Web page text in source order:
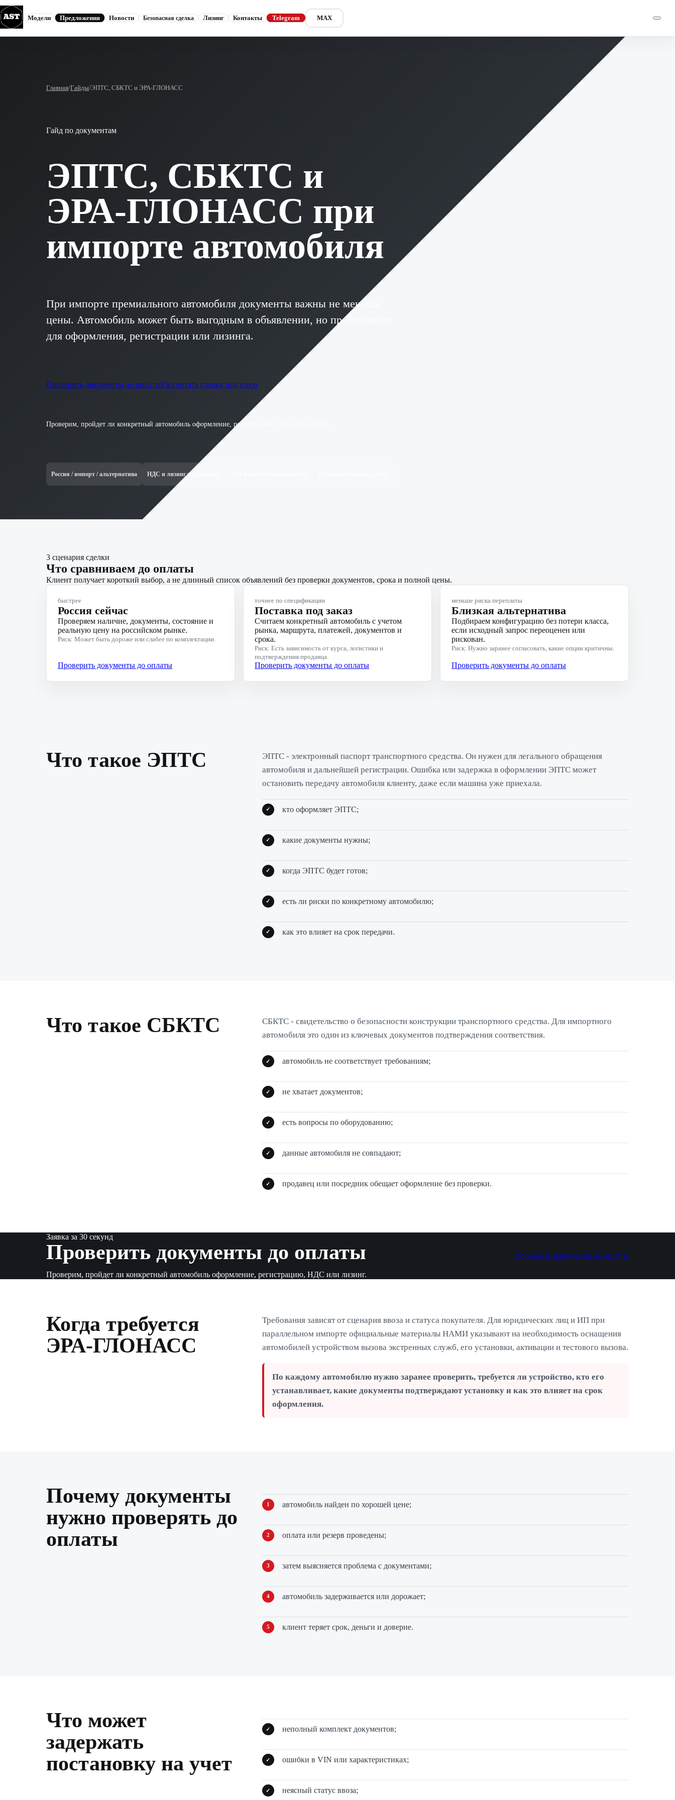
Модели Предложения Новости Безопасная сделка Лизинг Контакты Telegram MAX
Главная/Гайды/ЭПТС, СБКТС и ЭРА-ГЛОНАСС
Гайд по документам
ЭПТС, СБКТС и
ЭРА-ГЛОНАСС при
импорте автомобиля
При импорте премиального автомобиля документы важны не меньше
цены. Автомобиль может быть выгодным в объявлении, но проблемным
для оформления, регистрации или лизинга.
Проверить документы до оплатыРассчитать сделку под ключ
Проверим, пройдет ли конкретный автомобиль оформление, регистрацию, НДС или лизинг.
Россия / импорт / альтернатива НДС и лизинг по проверке
3 сценария сделки
Что сравниваем до оплаты
Клиент получает короткий выбор, а не длинный список объявлений без проверки документов, срока и полной цены.
быстрее
Россия сейчас
Проверяем наличие, документы, состояние и
реальную цену на российском рынке.
Риск: Может быть дороже или слабее по комплектации.
Проверить документы до оплаты
точнее по спецификации
Поставка под заказ
Считаем конкретный автомобиль с учетом
рынка, маршрута, платежей, документов и
срока.
Риск: Есть зависимость от курса, логистики и
подтверждения продавца.
Проверить документы до оплаты
меньше риска переплаты
Близкая альтернатива
Подбираем конфигурацию без потери класса,
если исходный запрос переоценен или
рискован.
Риск: Нужно заранее согласовать, какие опции критичны.
Проверить документы до оплаты
Что такое ЭПТС
ЭПТС - электронный паспорт транспортного средства. Он нужен для легального обращения
автомобиля и дальнейшей регистрации. Ошибка или задержка в оформлении ЭПТС может
остановить передачу автомобиля клиенту, даже если машина уже приехала.
кто оформляет ЭПТС;
какие документы нужны;
когда ЭПТС будет готов;
есть ли риски по конкретному автомобилю;
как это влияет на срок передачи.
Что такое СБКТС
СБКТС - свидетельство о безопасности конструкции транспортного средства. Для импортного
автомобиля это один из ключевых документов подтверждения соответствия.
автомобиль не соответствует требованиям;
не хватает документов;
есть вопросы по оборудованию;
данные автомобиля не совпадают;
продавец или посредник обещает оформление без проверки.
Заявка за 30 секунд
Проверить документы до оплаты
Проверим, пройдет ли конкретный автомобиль оформление, регистрацию, НДС или лизинг.
Проверить документы до оплаты
Когда требуется
ЭРА-ГЛОНАСС
Требования зависят от сценария ввоза и статуса покупателя. Для юридических лиц и ИП при
параллельном импорте официальные материалы НАМИ указывают на необходимость оснащения
автомобилей устройством вызова экстренных служб, его установки, активации и тестового вызова.
По каждому автомобилю нужно заранее проверить, требуется ли устройство, кто его
устанавливает, какие документы подтверждают установку и как это влияет на срок
оформления.
Почему документы
нужно проверять до
оплаты
автомобиль найден по хорошей цене;
оплата или резерв проведены;
затем выясняется проблема с документами;
автомобиль задерживается или дорожает;
клиент теряет срок, деньги и доверие.
Что может
задержать
постановку на учет
неполный комплект документов;
ошибки в VIN или характеристиках;
неясный статус ввоза;